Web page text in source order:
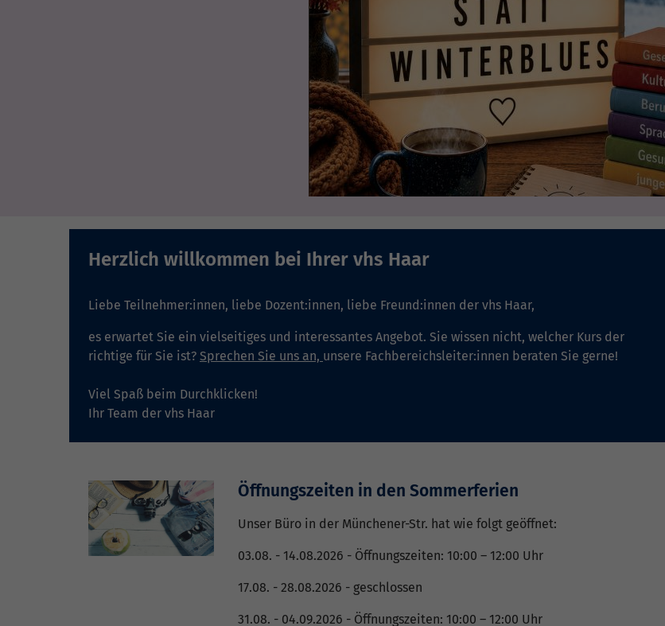
Herzlich willkommen bei Ihrer vhs Haar
Liebe Teilnehmer:innen, liebe Dozent:innen, liebe Freund:innen der vhs Haar,
es erwartet Sie ein vielseitiges und interessantes Angebot. Sie wissen nicht, welcher Kurs der
richtige für Sie ist? Sprechen Sie uns an, unsere Fachbereichsleiter:innen beraten Sie gerne!
Viel Spaß beim Durchklicken!
Ihr Team der vhs Haar
Öffnungszeiten in den Sommerferien
Unser Büro in der Münchener-Str. hat wie folgt geöffnet:
03.08. - 14.08.2026 - Öffnungszeiten: 10:00 – 12:00 Uhr
17.08. - 28.08.2026 - geschlossen
31.08. - 04.09.2026 - Öffnungszeiten: 10:00 – 12:00 Uhr